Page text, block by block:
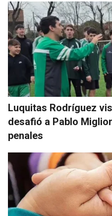
Luquitas Rodríguez
desafió a Pablo
penales